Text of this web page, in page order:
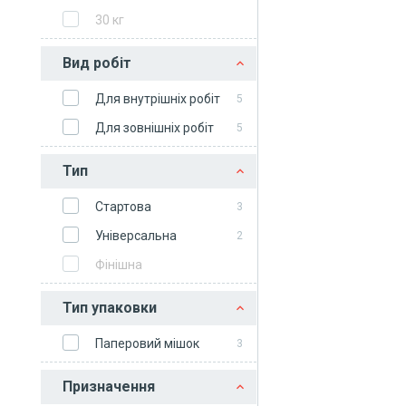
30 кг
Вид робіт
Для внутрішніх робіт 5
Для зовнішніх робіт 5
Тип
Стартова 3
Універсальна 2
Фінішна
Тип упаковки
Паперовий мішок 3
Призначення